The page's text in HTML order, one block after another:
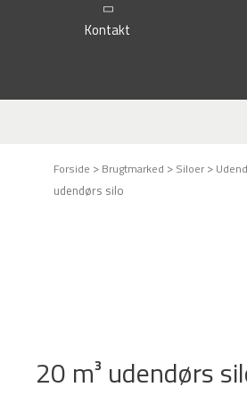
Kontakt
Forside > Brugtmarked > Siloer>
udendørs silo
20 m³ udendørs